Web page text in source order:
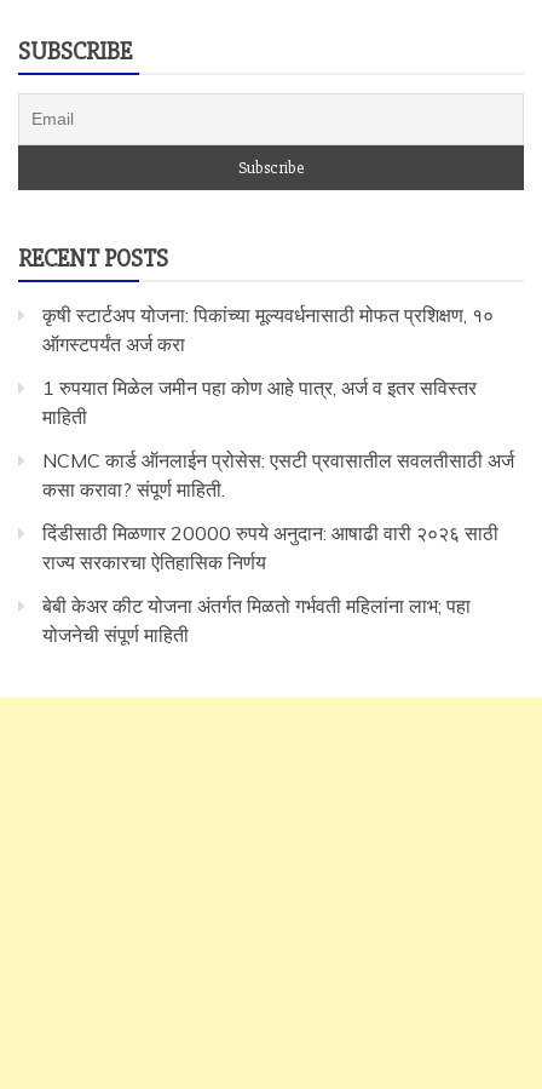
SUBSCRIBE
RECENT POSTS
कृषी स्टार्टअप योजना: पिकांच्या मूल्यवर्धनासाठी मोफत प्रशिक्षण, १०
ऑगस्टपर्यंत अर्ज करा
1 रुपयात मिळेल जमीन पहा कोण आहे पात्र, अर्ज व इतर सविस्तर
माहिती
NCMC कार्ड ऑनलाईन प्रोसेस: एसटी प्रवासातील सवलतीसाठी अर्ज
कसा करावा? संपूर्ण माहिती.
दिंडीसाठी मिळणार 20000 रुपये अनुदान: आषाढी वारी २०२६ साठी
राज्य सरकारचा ऐतिहासिक निर्णय
बेबी केअर कीट योजना अंतर्गत मिळतो गर्भवती महिलांना लाभ; पहा
योजनेची संपूर्ण माहिती